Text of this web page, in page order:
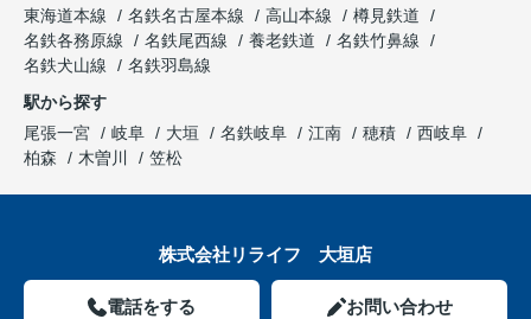
東海道本線
名鉄名古屋本線 高山本線
樽見鉄道
名鉄各務原線
名鉄尾西線 養老鉄道
名鉄竹鼻線
名鉄犬山線
名鉄羽島線
駅から探す
尾張一宮
岐阜 大垣 名鉄岐阜 江南 穂積
西岐阜
柏森
木曽川 笠松
株式会社リライフ 大垣店
電話をする お問い合わせ